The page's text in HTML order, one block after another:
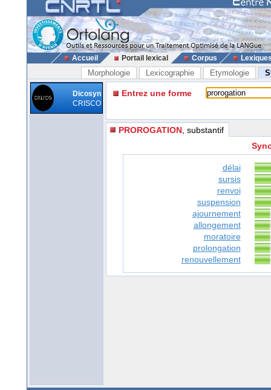
Accueil Portail lexical Corpus
Morphologie Lexicographie Etymologie
Dicosyn
CRISCO
Entrez une forme
PROROGATION , substantif
délai
sursis
renvoi
suspension
ajournement
allongement
moratoire
prolongation
renouvellement